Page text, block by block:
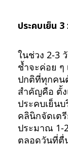
ประคบเย็น
ในช่วง 2-3
ช้ำจะค่อย ๆ
ปกติที่ทุกคน
สำคัญคือ ตั้
ประคบเย็น
คลินิกจัดเต
ประมาณ 1-
ตลอดวันที่ตื่